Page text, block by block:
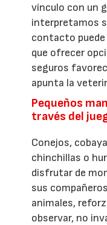
vínculo con un
interpretamos
contacto
que ofrecer
seguros
apunta la
Pequeños
través del
Conejos,
chinchillas o
disfrutar de
sus
animales,
observar, no